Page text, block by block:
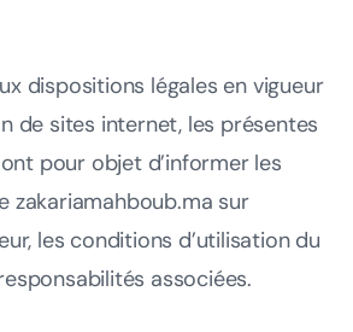
dispositions légales en vigueur
de sites internet, les présentes
pour objet d’informer les
zakariamahboub.ma sur
les conditions d’utilisation du
associées.